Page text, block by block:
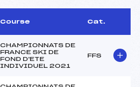
Course Cat.
CHAMPIONNATS DE
FRANCE SKI DE
FOND D'ETE
INDIVIDUEL 2021
FFS